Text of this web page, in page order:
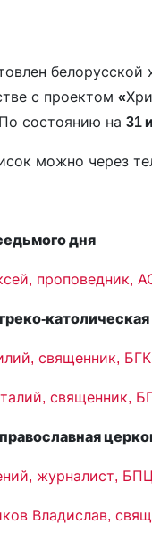
с проектом «
состоянию на 31
можно через
дня
проповедник,
священник,
священник,
журналист,
Владислав,